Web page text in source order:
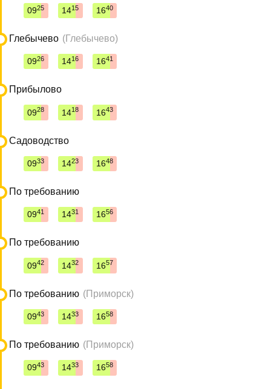
0925 1415 1640
Глебычево (Глебычево)
0926 1416 1641
Прибылово
0928 1418 1643
Садоводство
0933 1423 1648
По требованию
0941 1431 1656
По требованию
0942 1432 1657
По требованию (Приморск)
0943 1433 1658
По требованию (Приморск)
0943 1433 1658